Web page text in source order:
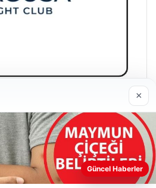
daha iyi anlayabilmek,
×
Güncel Haberler